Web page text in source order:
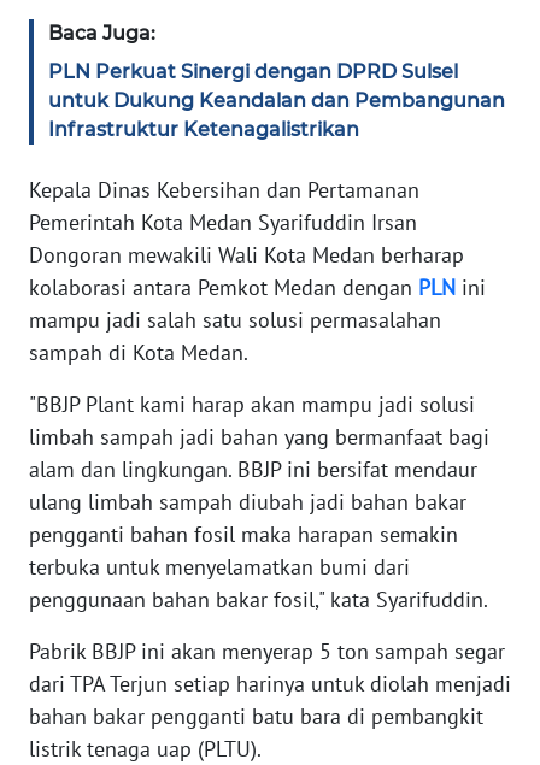
Baca Juga:
PLN Perkuat Sinergi dengan DPRD Sulsel
untuk Dukung Keandalan dan Pembangunan
Infrastruktur Ketenagalistrikan
Kepala Dinas Kebersihan dan Pertamanan
Pemerintah Kota Medan Syarifuddin Irsan
Dongoran mewakili Wali Kota Medan berharap
kolaborasi antara Pemkot Medan dengan PLN ini
mampu jadi salah satu solusi permasalahan
sampah di Kota Medan.
"BBJP Plant kami harap akan mampu jadi solusi
limbah sampah jadi bahan yang bermanfaat bagi
alam dan lingkungan. BBJP ini bersifat mendaur
ulang limbah sampah diubah jadi bahan bakar
pengganti bahan fosil maka harapan semakin
terbuka untuk menyelamatkan bumi dari
penggunaan bahan bakar fosil," kata Syarifuddin.
Pabrik BBJP ini akan menyerap 5 ton sampah segar
dari TPA Terjun setiap harinya untuk diolah menjadi
bahan bakar pengganti batu bara di pembangkit
listrik tenaga uap (PLTU).
WN
JABAR
WN
WN
KEPRI
WN
PAPUA
WN
PAPUA
BARAT
WN
WN
SERAMBI